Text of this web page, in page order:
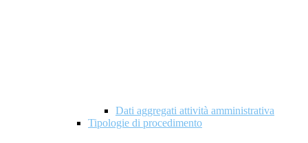
Dati aggregati attività amministrativa
Tipologie di procedimento